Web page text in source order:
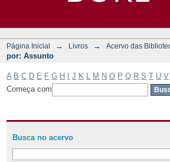
Página Inicial → Livros → Acervo das
por: Assunto
A B C D E F G H J K M N O P Q R S T U V
Começa com
Busca no acervo